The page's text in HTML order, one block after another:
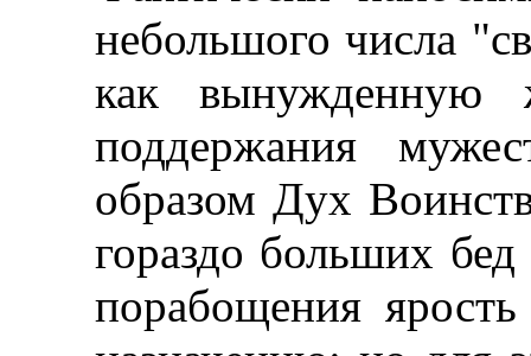
небольшого числа
как вынужденную
поддержания
образом Дух
гораздо больших
порабощения